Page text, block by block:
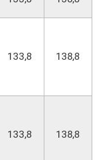
133,8 138,8
133,8 138,8